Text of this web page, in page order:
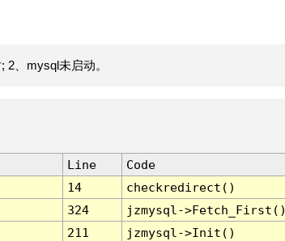
、mysql未启动。
Line
Code
14
checkredirect()
324
jzmysql-
211
jzmysql->Init()